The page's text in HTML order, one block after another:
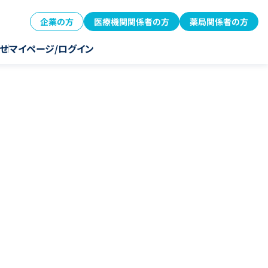
企業の方 医療機関関係者の方 薬局関係者の方
マイページ/ログイン